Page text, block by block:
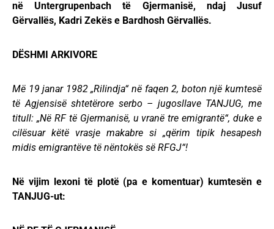
në Untergrupenbach të Gjermanisë, ndaj Jusuf
Gërvallës, Kadri Zekës e Bardhosh Gërvallës.
DËSHMI ARKIVORE
Më 19 janar 1982 „Rilindja“ në faqen 2, boton një kumtesë
të Agjensisë shtetërore serbo – jugosllave TANJUG, me
titull: „Në RF të Gjermanisë, u vranë tre emigrantë“, duke e
cilësuar këtë vrasje makabre si „qërim tipik hesapesh
midis emigrantëve të nëntokës së RFGJ“!
Në vijim lexoni të plotë (pa e komentuar) kumtesën e
TANJUG-ut: